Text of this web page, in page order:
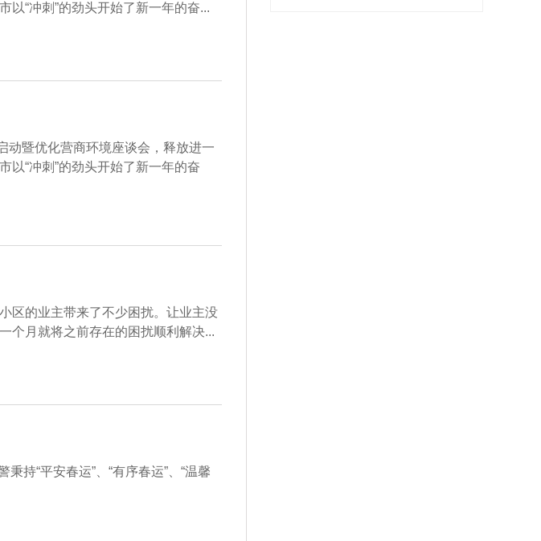
以“冲刺”的劲头开始了新一年的奋...
动暨优化营商环境座谈会，释放进一
以“冲刺”的劲头开始了新一年的奋
区的业主带来了不少困扰。让业主没
个月就将之前存在的困扰顺利解决...
持“平安春运”、“有序春运”、“温馨